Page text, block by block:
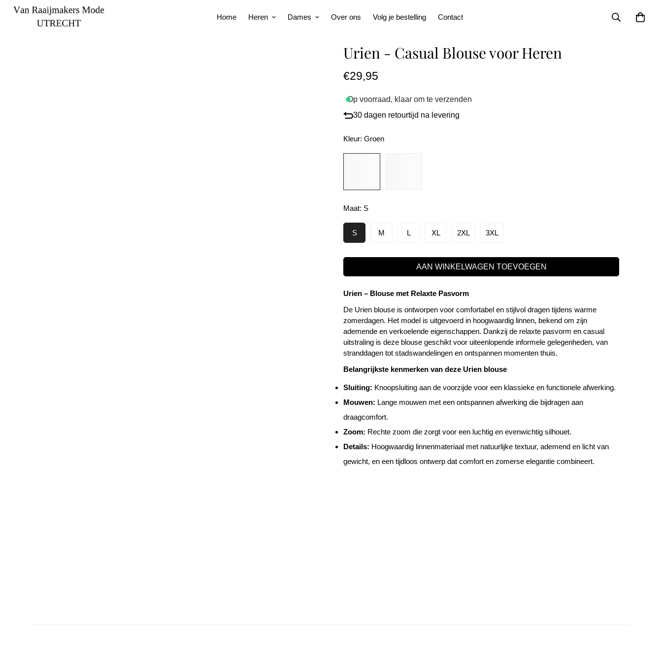
Home Heren Dames Over ons Volg je bestelling Contact
Urien - Casual Blouse voor Heren
Normale
€29,95
Op voorraad, klaar om te verzenden
30 dagen retourtijd na levering
Kleur: Groen
Maat: S
S M L XL 2XL 3XL
AAN WINKELWAGEN TOEVOEGEN
Urien – Blouse met Relaxte Pasvorm
De Urien blouse is ontworpen voor comfortabel en stijlvol dragen tijdens warme
zomerdagen. Het model is uitgevoerd in hoogwaardig linnen, bekend om zijn
ademende en verkoelende eigenschappen. Dankzij de relaxte pasvorm en casual
uitstraling is deze blouse geschikt voor uiteenlopende informele gelegenheden, van
stranddagen tot stadswandelingen en ontspannen momenten thuis.
Belangrijkste kenmerken van deze Urien blouse
Sluiting: Knoopsluiting aan de voorzijde voor een klassieke en functionele afwerking.
Mouwen: Lange mouwen met een ontspannen afwerking die bijdragen aan
draagcomfort.
Zoom: Rechte zoom die zorgt voor een luchtig en evenwichtig silhouet.
Details: Hoogwaardig linnenmateriaal met natuurlijke textuur, ademend en licht van
gewicht, en een tijdloos ontwerp dat comfort en zomerse elegantie combineert.